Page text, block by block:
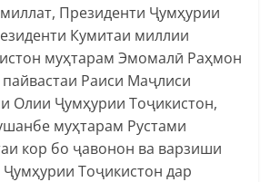
Президенти Ҷумҳурии
Кумитаи миллии
муҳтарам Эмомалӣ Раҳмон
пайвастаи Раиси Маҷлиси
Олии Ҷумҳурии Тоҷикистон,
муҳтарам Рустами
кор бо ҷавонон ва варзиши
Ҷумҳурии Тоҷикистон дар